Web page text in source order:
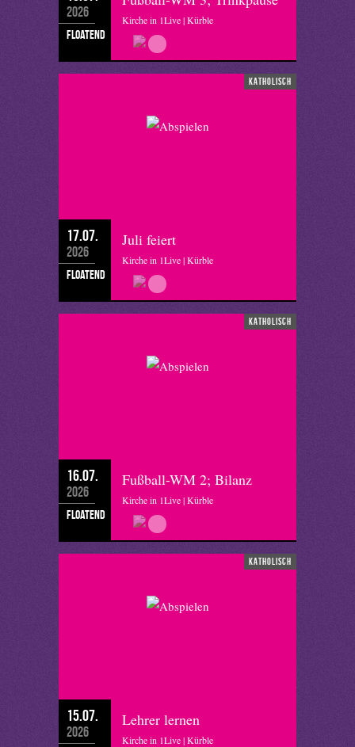
2026
floatend
Kirche in 1Live | Kürble
katholisch
17.07.
2026
floatend
Juli feiert
Kirche in 1Live | Kürble
katholisch
16.07.
2026
floatend
Fußball-WM 2; Bilanz
Kirche in 1Live | Kürble
katholisch
15.07.
2026
Lehrer lernen
Kirche in 1Live | Kürble